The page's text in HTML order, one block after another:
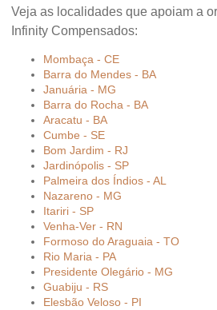
Veja as localidades que apoiam a
Infinity Compensados:
Mombaça - CE
Barra do Mendes - BA
Januária - MG
Barra do Rocha - BA
Aracatu - BA
Cumbe - SE
Bom Jardim - RJ
Jardinópolis - SP
Palmeira dos Índios - AL
Nazareno - MG
Itariri - SP
Venha-Ver - RN
Formoso do Araguaia - TO
Rio Maria - PA
Presidente Olegário - MG
Guabiju - RS
Elesbão Veloso - PI